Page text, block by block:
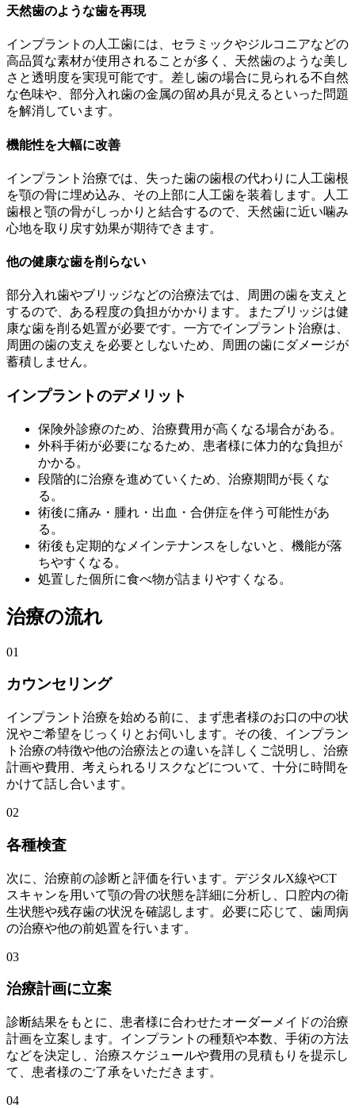
天然歯のような歯を再現
インプラントの人工歯には、セラミックやジルコニアなどの
高品質な素材が使用されることが多く、天然歯のような美し
さと透明度を実現可能です。差し歯の場合に見られる不自然
な色味や、部分入れ歯の金属の留め具が見えるといった問題
を解消しています。
機能性を大幅に改善
インプラント治療では、失った歯の歯根の代わりに人工歯根
を顎の骨に埋め込み、その上部に人工歯を装着します。人工
歯根と顎の骨がしっかりと結合するので、天然歯に近い噛み
心地を取り戻す効果が期待できます。
他の健康な歯を削らない
部分入れ歯やブリッジなどの治療法では、周囲の歯を支えと
するので、ある程度の負担がかかります。またブリッジは健
康な歯を削る処置が必要です。一方でインプラント治療は、
周囲の歯の支えを必要としないため、周囲の歯にダメージが
蓄積しません。
インプラントのデメリット
保険外診療のため、治療費用が高くなる場合がある。
外科手術が必要になるため、患者様に体力的な負担が
かかる。
段階的に治療を進めていくため、治療期間が長くな
る。
術後に痛み・腫れ・出血・合併症を伴う可能性があ
る。
術後も定期的なメインテナンスをしないと、機能が落
ちやすくなる。
処置した個所に食べ物が詰まりやすくなる。
治療の流れ
01
カウンセリング
インプラント治療を始める前に、まず患者様のお口の中の状
況やご希望をじっくりとお伺いします。その後、インプラン
ト治療の特徴や他の治療法との違いを詳しくご説明し、治療
計画や費用、考えられるリスクなどについて、十分に時間を
かけて話し合います。
02
各種検査
次に、治療前の診断と評価を行います。デジタルX線やCT
スキャンを用いて顎の骨の状態を詳細に分析し、口腔内の衛
生状態や残存歯の状況を確認します。必要に応じて、歯周病
の治療や他の前処置を行います。
03
治療計画に立案
診断結果をもとに、患者様に合わせたオーダーメイドの治療
計画を立案します。インプラントの種類や本数、手術の方法
などを決定し、治療スケジュールや費用の見積もりを提示し
て、患者様のご了承をいただきます。
04